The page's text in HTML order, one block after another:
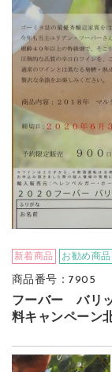
新着商品 お勧め商品
商品番号：7905
フーバー バリ
料キャンペーン